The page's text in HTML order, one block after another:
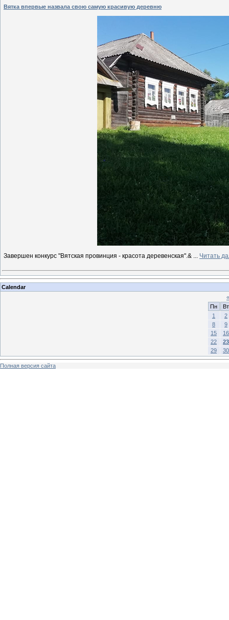
Вятка впервые назвала свою самую красивую деревню
Завершен конкурс "Вятская провинция - красота деревенская".& ... Читать
Calendar
«
Пн
Вт
1
2
8
9
15
16
22
23
29
30
Полная версия сайта